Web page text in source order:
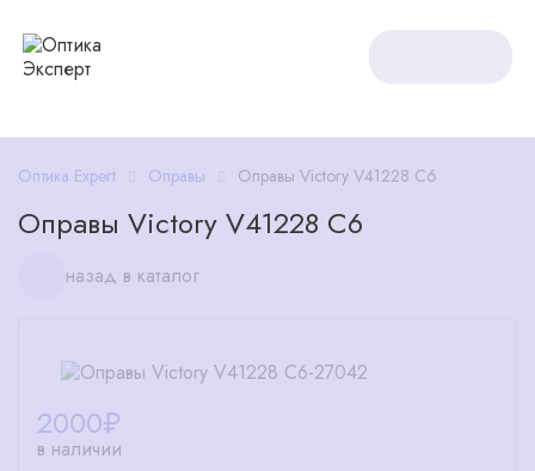
Оптика Expert Оправы Оправы Victory V41228 C6
Оправы Victory V41228 C6
назад в каталог
2000₽
в наличии